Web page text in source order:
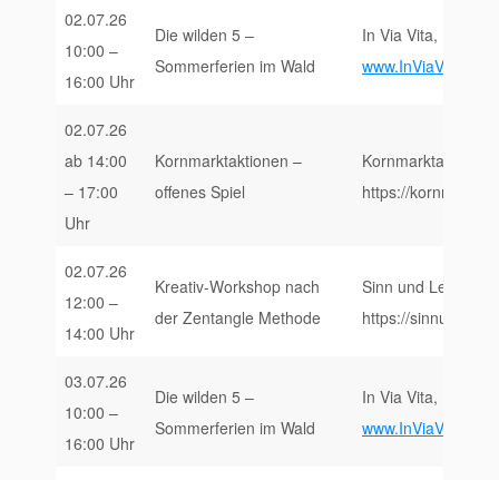
02.07.26
10:00 –
16:00 Uhr
Die wilden 5 –
Sommerferien im Wald
In Via Vita,
www.InViaVita.de/
02.07.26
ab 14:00
– 17:00
Uhr
Kornmarktaktionen –
offenes Spiel
https://
02.07.26
12:00 –
14:00 Uhr
Kreativ-Workshop nach
der Zentangle Methode
Sinn und Leben,
https://
03.07.26
10:00 –
16:00 Uhr
Die wilden 5 –
Sommerferien im Wald
In Via Vita,
www.InViaVita.de/